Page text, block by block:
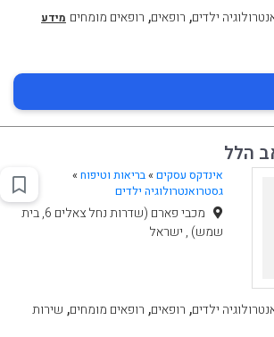
ילדים, רופאים, רופאים מומחים מידע
הלל
אינדקס עסקים »בריאות וטיפוח»
גסטרואנטרולוגיה ילדים
מכבי פארם (שדרות נחל צאלים 6, בית
שמש) , ישראל
ילדים, רופאים, רופאים מומחים, שירות